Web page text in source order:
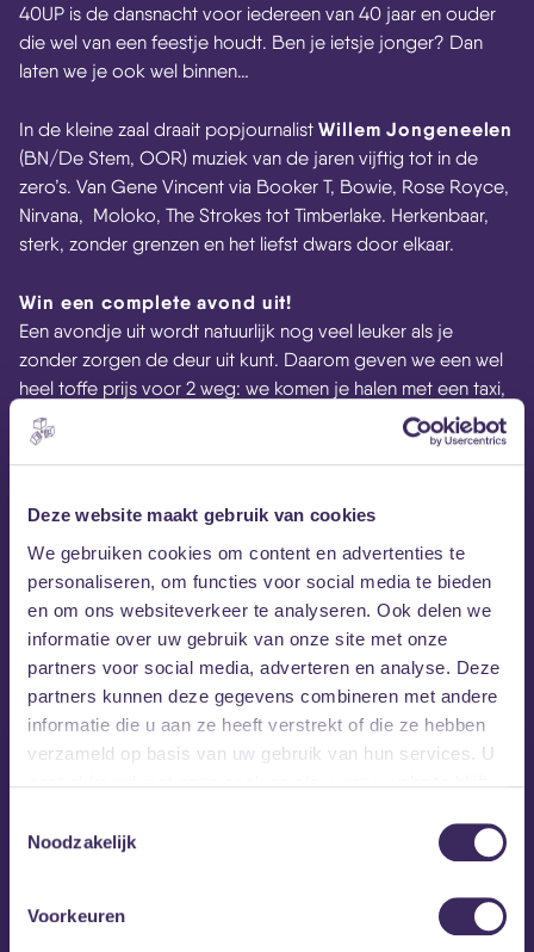
Deze website maakt gebruik van cookies
We gebruiken cookies om content en advertenties te
personaliseren, om functies voor social media te bieden
en om ons websiteverkeer te analyseren. Ook delen we
informatie over uw gebruik van onze site met onze
partners voor social media, adverteren en analyse. Deze
partners kunnen deze gegevens combineren met andere
informatie die u aan ze heeft verstrekt of die ze hebben
verzameld op basis van uw gebruik van hun services. U
Noodzakelijk
Voorkeuren
40UP is de dansnacht voor iedereen van 40 jaar en ouder
die wel van een feestje houdt. Ben je ietsje jonger? Dan
laten we je ook wel binnen…
In de kleine zaal draait popjournalist Willem Jongeneelen
(BN/De Stem, OOR) muziek van de jaren vijftig tot in de
zero’s. Van Gene Vincent via Booker T, Bowie, Rose Royce,
Nirvana, Moloko, The Strokes tot Timberlake. Herkenbaar,
sterk, zonder grenzen en het liefst dwars door elkaar.
Win een complete avond uit!
Een avondje uit wordt natuurlijk nog veel leuker als je
zonder zorgen de deur uit kunt. Daarom geven we een wel
heel toffe prijs voor 2 weg: we komen je halen met een taxi,
je mag op onze kosten lekker uit eten, daarna gratis naar
40UP waar je op onze kosten een flesje bubbels open mag
moet je doen? Simpel: stuur een mailtje naar
prijsvraag@mezz.nl ovv 40UP en vertel ons waarom jij wel
een avondje van deze verwennerij verdiend hebt.
MEZZ tipt